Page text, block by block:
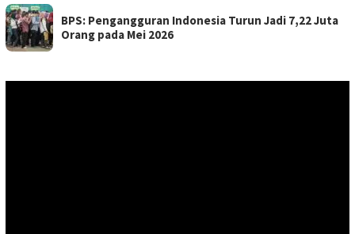
BPS: Pengangguran Indonesia Turun Jadi 7,22 Juta
Orang pada Mei 2026